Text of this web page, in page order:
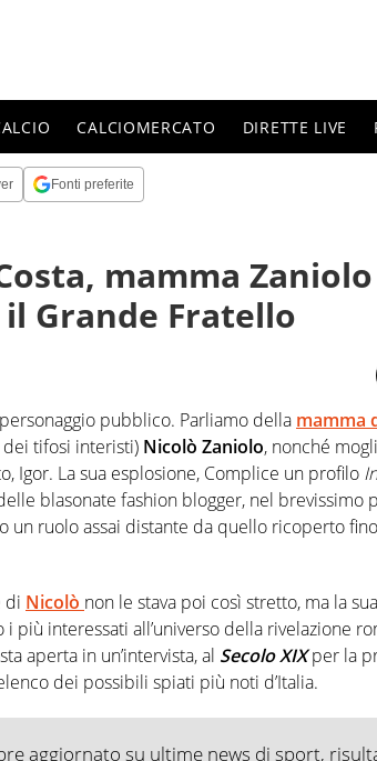
CALCIOMERCATO DIRETTE LIVE
Fonti preferite
mamma
Grande Fratello
pubblico. Parliamo della mamma
tifosi interisti) Nicolò Zaniolo, nonché
Igor. La sua esplosione, Complice un profilo
blasonate fashion blogger, nel brevissimo
un ruolo assai distante da quello ricoperto
di Nicolò non le stava poi così stretto, ma la
più interessati all’universo della rivelazione
aperta in un’intervista, al Secolo XIX per la
dei possibili spiati più noti d’Italia.
aggiornato su ultime news di sport,